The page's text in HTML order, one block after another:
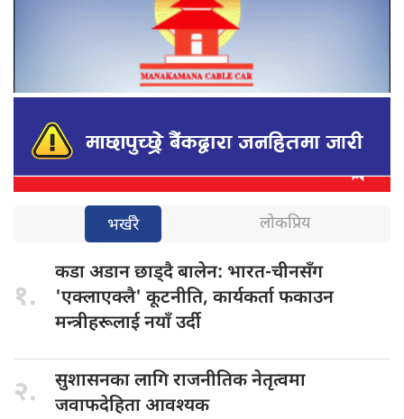
भर्खरै लोकप्रिय
१.
कडा अडानछाड्दै बालेन: भारत-चीनसँग
'एक्लाएक्लै' कूटनीति, कार्यकर्ता फकाउन
मन्त्रीहरूलाई नयाँ उर्दी
२. सुशासनका लागिराजनीतिक नेतृत्वमा
जवाफदेहिता आवश्यक